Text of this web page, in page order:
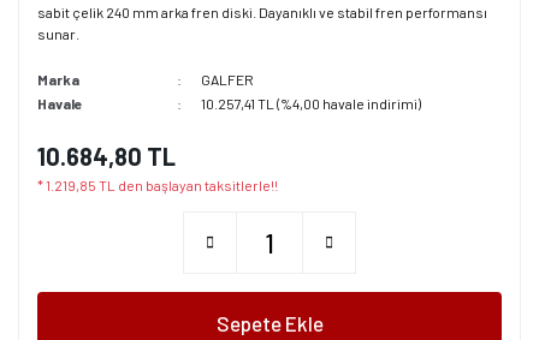
sabit çelik 240 mm arka fren diski. Dayanıklı ve stabil fren performansı
sunar.
Marka
GALFER
Havale
10.257,41 TL (%4,00 havale indirimi)
10.684,80 TL
* 1.219,85 TL den başlayan taksitlerle!!
Sepete Ekle